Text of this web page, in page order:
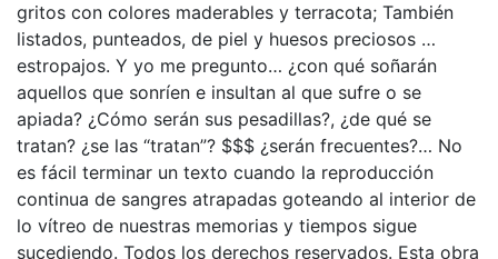
gritos con colores maderables y terracota; También
listados, punteados, de piel y huesos preciosos …
estropajos. Y yo me pregunto… ¿con qué soñarán
aquellos que sonríen e insultan al que sufre o se
apiada? ¿Cómo serán sus pesadillas?, ¿de qué se
tratan? ¿se las “tratan”? $$$ ¿serán frecuentes?… No
es fácil terminar un texto cuando la reproducción
continua de sangres atrapadas goteando al interior de
lo vítreo de nuestras memorias y tiempos sigue
sucediendo. Todos los derechos reservados. Esta obra